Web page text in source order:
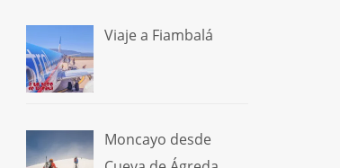
Viaje a Fiambalá
Moncayo desde